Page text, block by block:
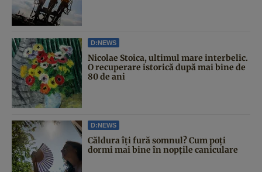
D:NEWS
Nicolae Stoica, ultimul mare interbelic.
O recuperare istorică după mai bine de
80 de ani
D:NEWS
Căldura îți fură somnul? Cum poți
dormi mai bine în nopțile caniculare